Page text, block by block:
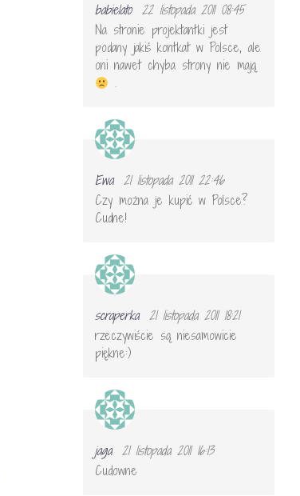
babielato 22 listopada 2011 08:45
Na stronie projektantki jest
podany jakiś kontkat w Polsce, ale
oni nawet chyba strony nie mają
.
Ewa 21 listopada 2011 22:46
Czy można je kupić w Polsce?
Cudne!
scraperka 21 listopada 2011 18:21
rzeczywiście są niesamowicie
piękne:)
jaga 21 listopada 2011 16:13
Cudowne